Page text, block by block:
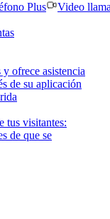
Plus Video
ofrece asistencia
de su aplicación
tus visitantes:
de que se